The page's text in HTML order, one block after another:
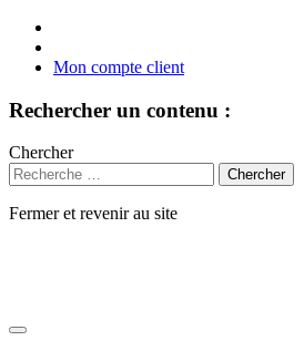
Mon compte client
Rechercher un contenu :
Chercher
Fermer et revenir au site